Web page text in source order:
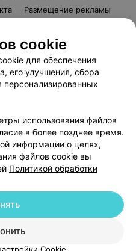
Размещение рекламы
Способы оплаты
Партнеры
103.by
данных
| 220012, Республика Беларусь,
+375 291212755
cookie
для обеспечения
его улучшения, сбора
персонализированных
использования файлов
в более позднее время.
информации о целях,
файлов cookie вы
Политикой обработки